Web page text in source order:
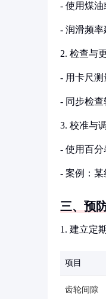
- 使用煤油
- 润滑频率
2. 检查与
- 用卡尺测
- 同步检查
3. 校准与
- 使用百分
- 案例：某
三、预
1. 建立定
项目
齿轮间隙